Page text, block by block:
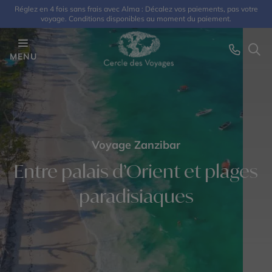
Réglez en 4 fois sans frais avec Alma : Décalez vos paiements, pas votre
voyage. Conditions disponibles au moment du paiement.
MENU
Voyage Zanzibar
Entre palais d’Orient et plages
paradisiaques